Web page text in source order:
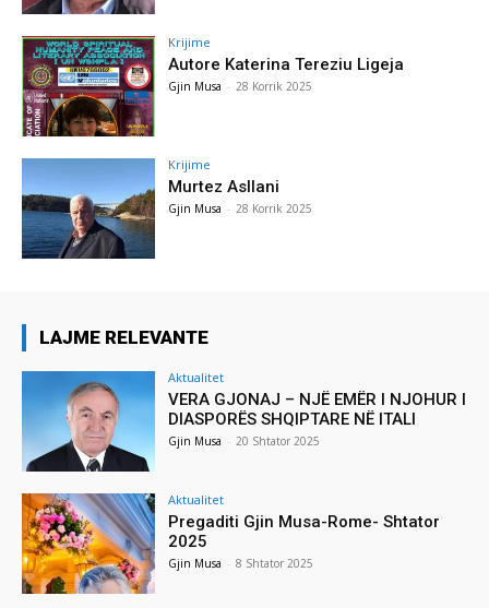
Krijime
Autore Katerina Tereziu Ligeja
Gjin Musa - 28 Korrik 2025
Krijime
Murtez Asllani
Gjin Musa - 28 Korrik 2025
LAJME RELEVANTE
Aktualitet
VERA GJONAJ – NJË EMËR I NJOHUR I
DIASPORËS SHQIPTARE NË ITALI
Gjin Musa - 20 Shtator 2025
Aktualitet
Pregaditi Gjin Musa-Rome- Shtator
2025
Gjin Musa - 8 Shtator 2025